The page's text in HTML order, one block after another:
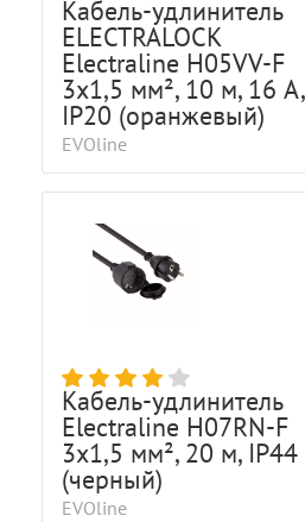
Кабель-удлинитель
ELECTRALOCK
Electraline H05VV-F
3x1,5 мм², 10 м, 16 A,
IP20 (оранжевый)
EVOline
Кабель-удлинитель
Electraline H07RN-F
3x1,5 мм², 20 м, IP44
(черный)
EVOline